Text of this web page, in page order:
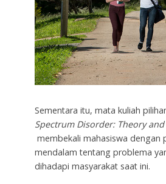
Sementara itu, mata kuliah
Spectrum Disorder: Theory
membekali mahasiswa dengan
mendalam tentang problema
dihadapi masyarakat saat ini.